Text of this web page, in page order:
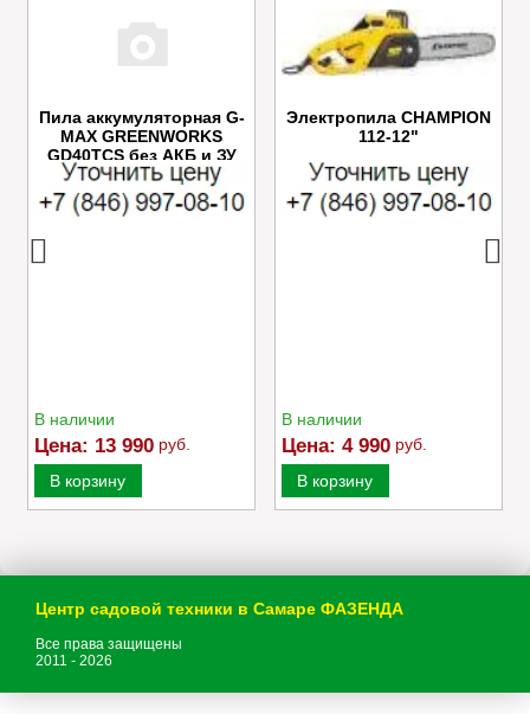
Пила аккумуляторная G-
MAX GREENWORKS
GD40TCS без АКБ и ЗУ
В наличии
Цена: 13 990 руб.
В корзину
Электропила CHAMPION
112-12"
В наличии
Цена: 4 990 руб.
В корзину
Центр садовой техники в Самаре ФАЗЕНДА
Все права защищены
2011 - 2026